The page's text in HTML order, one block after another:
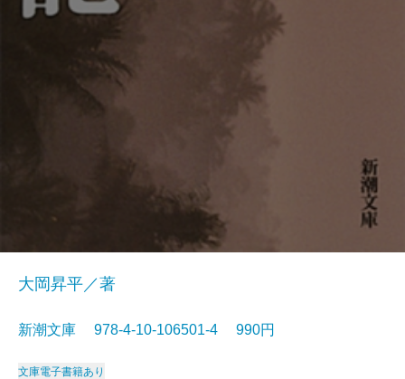
大岡昇平／著
新潮文庫 978-4-10-106501-4 990円
文庫電子書籍あり